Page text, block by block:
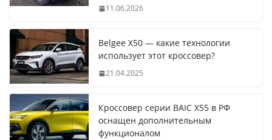
11.06.2026
Belgee X50 — какие технологии
использует этот кроссовер?
21.04.2025
Кроссовер серии BAIC X55 в РФ
оснащен дополнительным
функционалом